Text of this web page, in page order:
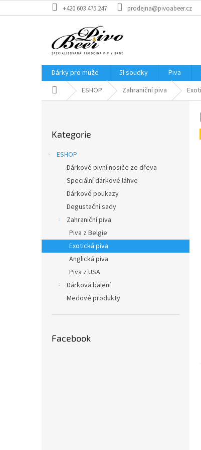
na
+420 603 475 247 prodejna@pivoabeer.cz
Dárky pro muže 5l soudky Piva
Domů ESHOP Zahraniční piva
e
l
kategorie
Kategorie
ESHOP
Dárkové pivní nosiče ze dřeva
Speciální dárkové láhve
Dárkové poukazy
Degustační sady
Zahraniční piva
Piva z Belgie
Exotická piva
Anglická piva
Piva z USA
Dárková balení
Medové produkty
Facebook